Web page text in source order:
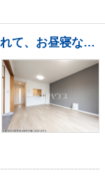
●忙しい朝や遅い帰宅時にも嬉しい「ふじみ野」駅徒歩4分！ ●い草の良い香りに包まれて、お昼寝などゴロンとできる和室 ●リビングにいるご家族を見渡せる対面キッチン ●安心のオートロック付きマンション。日々の安全を守ります。 ●周辺環境はもちろん、日当たりや設備仕様など、実際に行ってみないと分からないことも多くございます。営業担当がご案内いたしますので、お気軽にお問い合わせください。